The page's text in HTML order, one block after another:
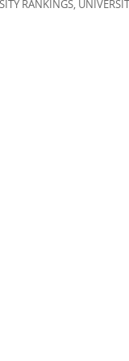
RANKINGS,